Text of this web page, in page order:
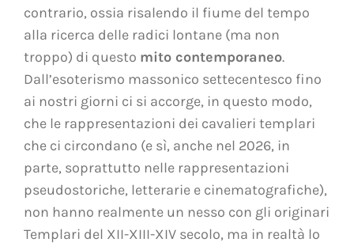
contrario, ossia risalendo il fiume del tempo
alla ricerca delle radici lontane (ma non
troppo) di questo mito contemporaneo.
Dall’esoterismo massonico settecentesco fino
ai nostri giorni ci si accorge, in questo modo,
che le rappresentazioni dei cavalieri templari
che ci circondano (e sì, anche nel 2026, in
parte, soprattutto nelle rappresentazioni
pseudostoriche, letterarie e cinematografiche),
non hanno realmente un nesso con gli originari
Templari del XII-XIII-XIV secolo, ma in realtà lo